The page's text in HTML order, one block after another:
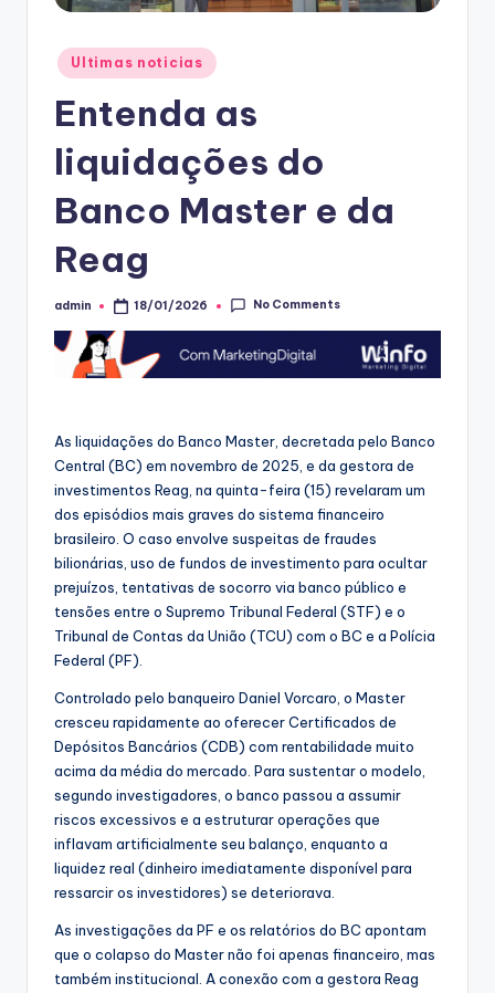
Posted
in
Ultimas noticias
Entenda as
liquidações do
Banco Master e da
Reag
Posted
admin 18/01/2026 No Comments
As liquidações do Banco Master, decretada pelo Banco
Central (BC) em novembro de 2025, e da gestora de
investimentos Reag, na quinta-feira (15) revelaram um
dos episódios mais graves do sistema financeiro
brasileiro. O caso envolve suspeitas de fraudes
bilionárias, uso de fundos de investimento para ocultar
prejuízos, tentativas de socorro via banco público e
tensões entre o Supremo Tribunal Federal (STF) e o
Tribunal de Contas da União (TCU) com o BC e a Polícia
Federal (PF).
Controlado pelo banqueiro Daniel Vorcaro, o Master
cresceu rapidamente ao oferecer Certificados de
Depósitos Bancários (CDB) com rentabilidade muito
acima da média do mercado. Para sustentar o modelo,
segundo investigadores, o banco passou a assumir
riscos excessivos e a estruturar operações que
inflavam artificialmente seu balanço, enquanto a
liquidez real (dinheiro imediatamente disponível para
ressarcir os investidores) se deteriorava.
As investigações da PF e os relatórios do BC apontam
que o colapso do Master não foi apenas financeiro, mas
também institucional. A conexão com a gestora Reag